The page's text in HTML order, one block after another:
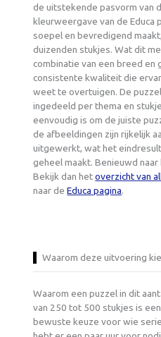
de uitstekende pasvorm van
kleurweergave van de Educa
soepel en bevredigend
duizenden stukjes. Wat dit
combinatie van een breed en
consistente kwaliteit die
weet te overtuigen. De
ingedeeld per thema en
eenvoudig is om de juiste
de afbeeldingen zijn rijkelijk
uitgewerkt, wat het
geheel maakt. Benieuwd
Bekijk dan hetoverzicht van
naar deEduca pagina.
Waarom deze uitvoering
Waarom een puzzel in dit
van 250 tot 500 stukjes is een
bewuste keuze voor wie